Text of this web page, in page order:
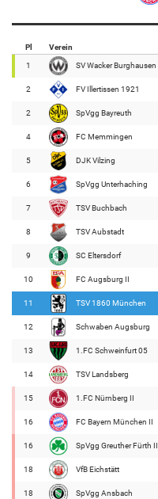
Pl Verein
1 SV Wacker Burghausen
2 FV Illertissen 1921
2 SpVgg Bayreuth
4 FC Memmingen
5 DJK Vilzing
6 SpVgg Unterhaching
7 TSV Buchbach
8 TSV Aubstadt
9 SC Eltersdorf
10 FC Augsburg II
11 TSV 1860 München
12 Schwaben Augsburg
13 1.FC Schweinfurt 05
14 TSV Landsberg
15 1.FC Nürnberg II
16 FC Bayern München II
16 SpVgg Greuther Fürth II
18 VfB Eichstätt
18 SpVgg Ansbach